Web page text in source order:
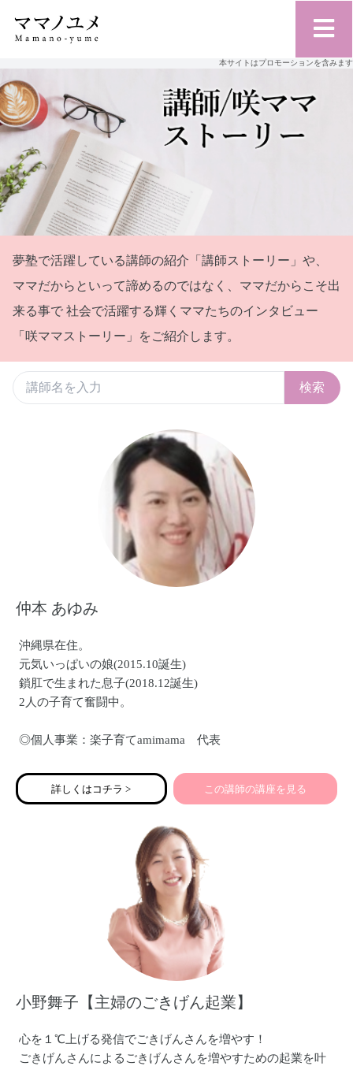
本サイトはプロモーションを含みます
夢塾で活躍している講師の紹介「講師ストーリー」や、
ママだからといって諦めるのではなく、ママだからこそ出
来る事で 社会で活躍する輝くママたちのインタビュー
「咲ママストーリー」をご紹介します。
検索
仲本 あゆみ
沖縄県在住。
元気いっぱいの娘(2015.10誕生)
鎖肛で生まれた息子(2018.12誕生)
2人の子育て奮闘中。
◎個人事業：楽子育てamimama 代表
◎一般社団法人be.らぼらとり(MamaBee)
詳しくはコチラ > この講師の講座を見る
小野舞子【主婦のごきげん起業】
心を１℃上げる発信でごきげんさんを増やす！
ごきげんさんによるごきげんさんを増やすための起業を叶